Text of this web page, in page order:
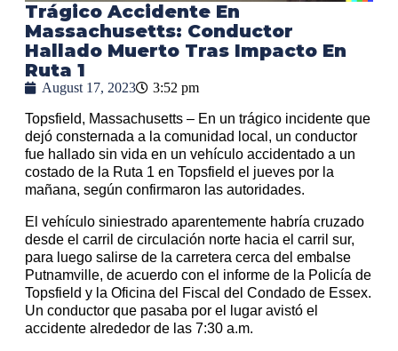
Trágico Accidente En
Massachusetts: Conductor
Hallado Muerto Tras Impacto En
Ruta 1
August 17, 2023 3:52 pm
Topsfield, Massachusetts – En un trágico incidente que
dejó consternada a la comunidad local, un conductor
fue hallado sin vida en un vehículo accidentado a un
costado de la Ruta 1 en Topsfield el jueves por la
mañana, según confirmaron las autoridades.
El vehículo siniestrado aparentemente habría cruzado
desde el carril de circulación norte hacia el carril sur,
para luego salirse de la carretera cerca del embalse
Putnamville, de acuerdo con el informe de la Policía de
Topsfield y la Oficina del Fiscal del Condado de Essex.
Un conductor que pasaba por el lugar avistó el
accidente alrededor de las 7:30 a.m.